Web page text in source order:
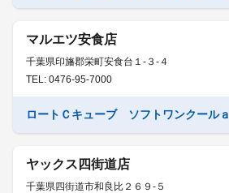
マルエツ安食店
千葉県印旛郡栄町安食台１-３-４
TEL: 0476-95-7000
ロートＣキューブ ソフトワンクールａ
ヤックス四街道店
千葉県四街道市和良比２６９-５